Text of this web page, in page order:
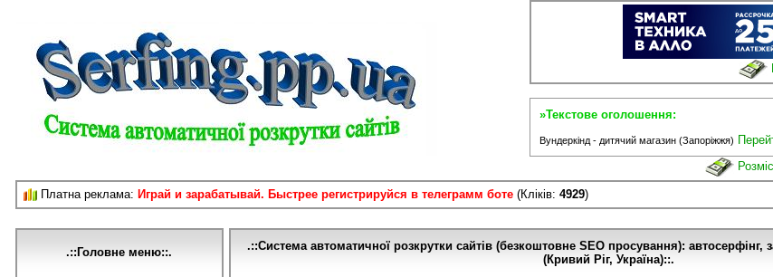
»Текстове оголошення:
Вундеркінд - дитячий магазин (Запоріжжя)
Платна реклама: Играй и зарабатывай. Быстрее регистрируйся в телеграмм боте(Кліків: 4929)
.::Головне меню::.
.::Система автоматичної розкрутки сайтів (безкоштовне SEO просування): автосерфінг,
(Кривий Ріг, Україна)::.